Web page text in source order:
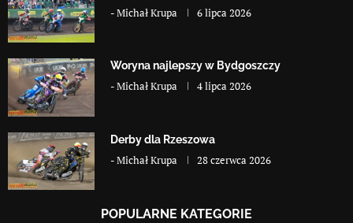
-Michał Krupa 6 lipca 2026
Woryna najlepszy w Bydgoszczy
-Michał Krupa 4 lipca 2026
Derby dla Rzeszowa
-Michał Krupa 28 czerwca 2026
POPULARNE KATEGORIE